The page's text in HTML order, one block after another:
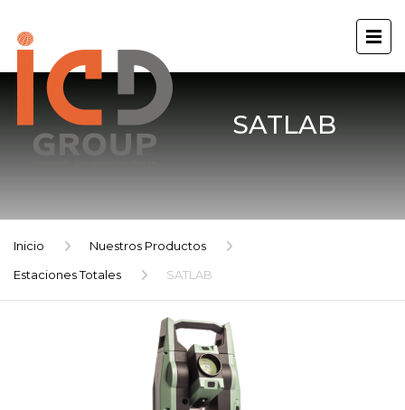
SATLAB
Inicio
Nuestros Productos
Estaciones Totales
SATLAB